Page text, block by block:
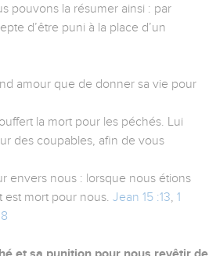
pouvons la résumer ainsi : par
d’être puni à la place d’un
amour que de donner sa vie pour
la mort pour les péchés. Lui
des coupables, afin de vous
envers nous : lorsque nous étions
est mort pour nous. Jean 15 :13, 1